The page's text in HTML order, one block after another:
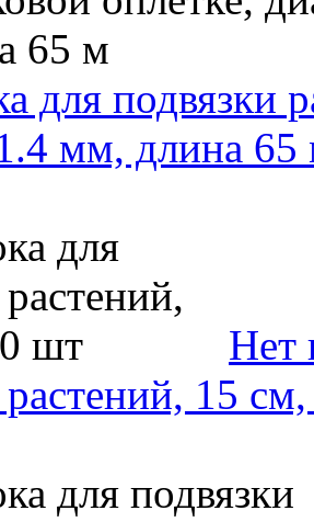
для подвязки
мм, длина 65
Нет
растений, 15